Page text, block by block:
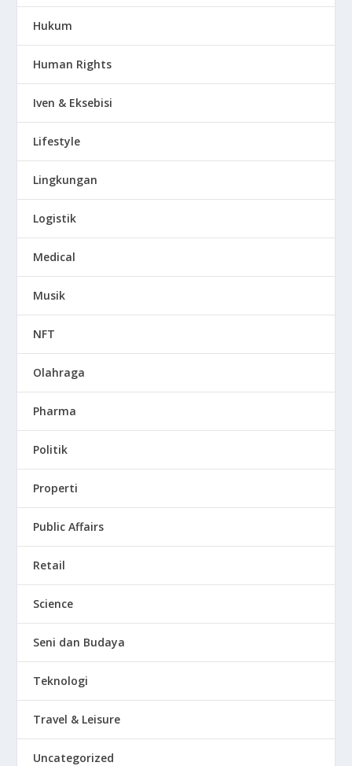
Hukum
Human Rights
Iven & Eksebisi
Lifestyle
Lingkungan
Logistik
Medical
Musik
NFT
Olahraga
Pharma
Politik
Properti
Public Affairs
Retail
Science
Seni dan Budaya
Teknologi
Travel & Leisure
Uncategorized